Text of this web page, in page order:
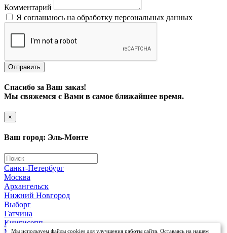
Мы используем файлы cookies для улучшения работы сайта. Оставаясь на нашем
Комментарий
Я соглашаюсь на обработку персональных данных
Отправить
Спасибо за Ваш заказ!
Мы свяжемся с Вами в самое ближайшее время.
×
Ваш город: Эль-Монте
Санкт-Петербург
Москва
Архангельск
Нижний Новгород
Выборг
Гатчина
Кингисепп